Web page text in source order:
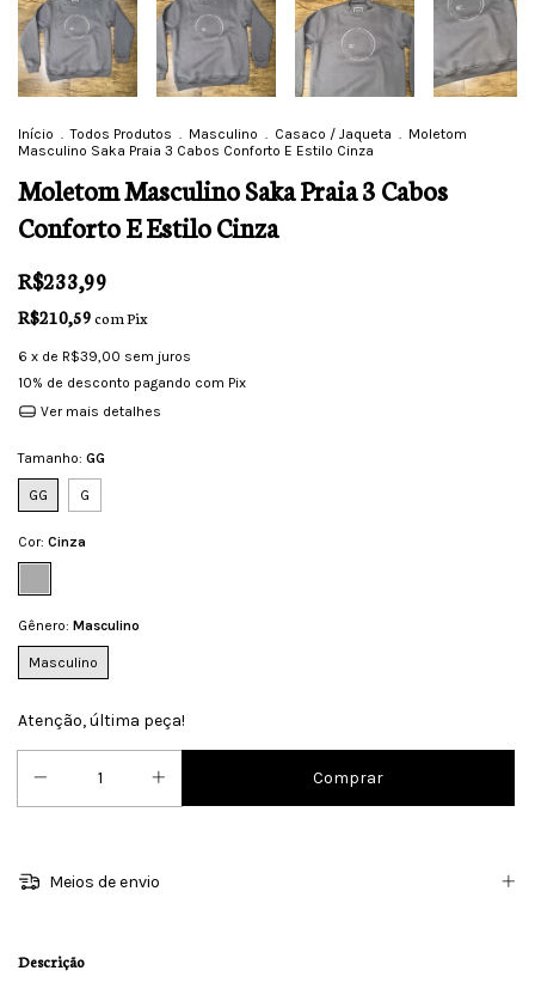
Início . Todos Produtos . Masculino . Casaco / Jaqueta . Moletom
Masculino Saka Praia 3 Cabos Conforto E Estilo Cinza
Moletom Masculino Saka Praia 3 Cabos
Conforto E Estilo Cinza
R$233,99
R$210,59comPix
6 x de R$39,00 sem juros
10% de desconto pagando com Pix
Ver mais detalhes
Tamanho: GG
GG G
Cor: Cinza
Gênero: Masculino
Masculino
Atenção, última peça!
Meios de envio
Descrição